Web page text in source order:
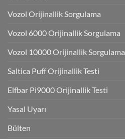
Vozol Orijinallik Sorgulama
Vozol 6000 Orijinallik Sorgulama
Vozol 10000 Orijinallik Sorgulama
Saltica Puff Orijinallik Testi
Elfbar Pi9000 Orijinallik Testi
Yasal Uyarı
Bülten